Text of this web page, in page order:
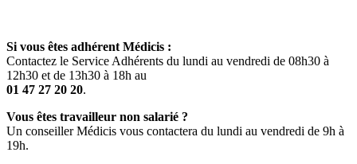
Si vous êtes adhérent Médicis :
Contactez le Service Adhérents du lundi au vendredi de 08h30 à
12h30 et de 13h30 à 18h au
01 47 27 20 20.
Vous êtes travailleur non salarié ?
Un conseiller Médicis vous contactera du lundi au vendredi de 9h à
19h.